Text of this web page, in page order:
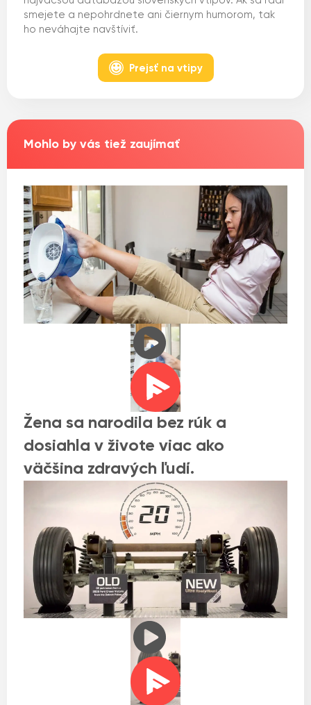
smejete a nepohrdnete ani čiernym humorom, tak
ho neváhajte navštíviť.
Prejsť na vtipy
Mohlo by vás tiež zaujímať
Žena sa narodila bez rúk a
dosiahla v živote viac ako
väčšina zdravých ľudí.